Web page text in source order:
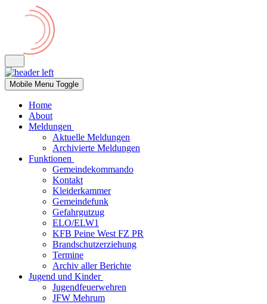
Mobile Menu Toggle
Home
About
Meldungen
Aktuelle Meldungen
Archivierte Meldungen
Funktionen
Gemeindekommando
Kontakt
Kleiderkammer
Gemeindefunk
Gefahrgutzug
ELO/ELW1
KFB Peine West FZ PR
Brandschutzerziehung
Termine
Archiv aller Berichte
Jugend und Kinder
Jugendfeuerwehren
JFW Mehrum